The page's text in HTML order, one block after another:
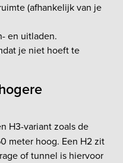
(afhankelijk van je
en uitladen.
je niet hoeft te
H3-variant zoals de
meter hoog. Een H2 zit
of tunnel is hiervoor